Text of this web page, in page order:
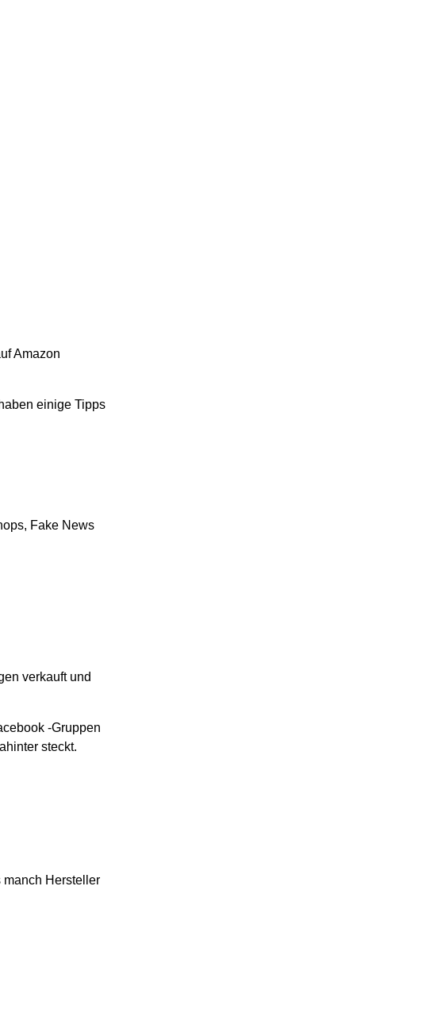
Amazon
einige Tipps
Fake News
verkauft und
-Gruppen
steckt.
manch Hersteller